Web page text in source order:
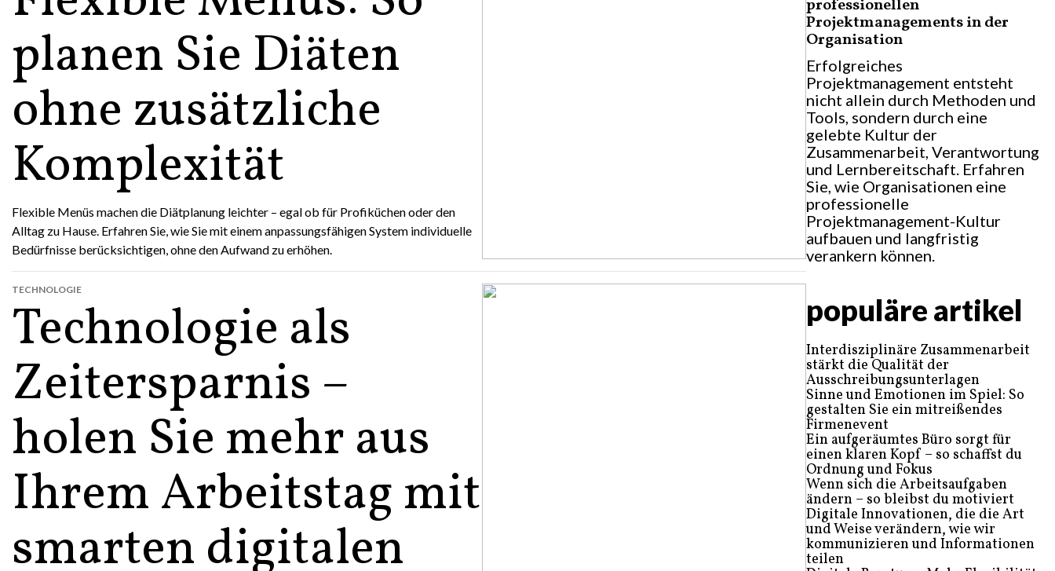
planen Sie Diäten
ohne zusätzliche
Komplexität
Flexible Menüs machen die Diätplanung leichter – egal ob für Profiküchen oder den
Alltag zu Hause. Erfahren Sie, wie Sie mit einem anpassungsfähigen System individuelle
Bedürfnisse berücksichtigen, ohne den Aufwand zu erhöhen.
Technologie als
Zeitersparnis –
holen Sie mehr aus
Ihrem Arbeitstag mit
smarten digitalen
TECHNOLOGIE
professionellen
Projektmanagements in der
Organisation
Erfolgreiches
Projektmanagement entsteht
nicht allein durch Methoden und
Tools, sondern durch eine
gelebte Kultur der
Zusammenarbeit, Verantwortung
und Lernbereitschaft. Erfahren
Sie, wie Organisationen eine
professionelle
Projektmanagement-Kultur
aufbauen und langfristig
verankern können.
populäre artikel
Interdisziplinäre Zusammenarbeit
stärkt die Qualität der
Ausschreibungsunterlagen
Sinne und Emotionen im Spiel: So
gestalten Sie ein mitreißendes
Firmenevent
Ein aufgeräumtes Büro sorgt für
einen klaren Kopf – so schaffst du
Ordnung und Fokus
Wenn sich die Arbeitsaufgaben
ändern – so bleibst du motiviert
Digitale Innovationen, die die Art
und Weise verändern, wie wir
kommunizieren und Informationen
teilen